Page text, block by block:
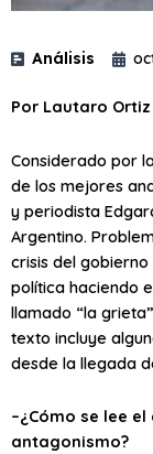
Análisis
Por Lautaro Ortiz
Considerado por
de los mejores
y periodista
Argentino.
crisis del
política haciendo
llamado “la
texto incluye
desde la llegada
–¿Cómo se lee
antagonismo?